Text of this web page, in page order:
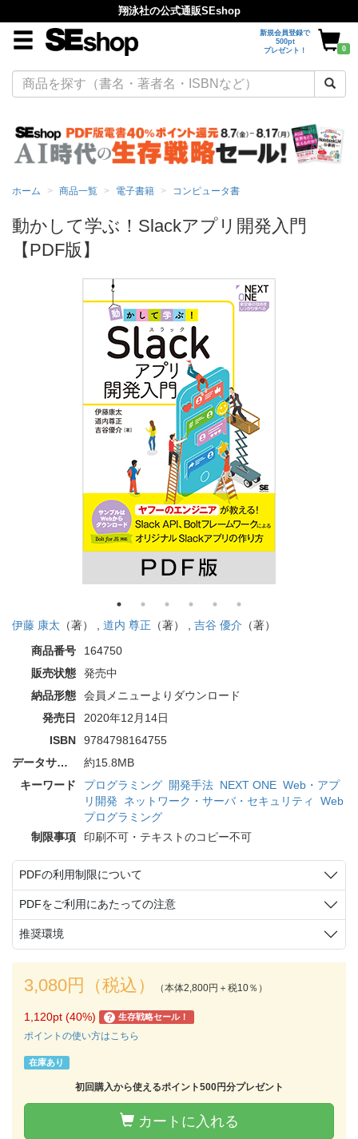
翔泳社の公式通販SEshop
新規会員登録で
500pt
プレゼント！
0
ホーム 商品一覧 電子書籍 コンピュータ書
動かして学ぶ！Slackアプリ開発入門
【PDF版】
伊藤 康太 （著） , 道内 尊正 （著） , 吉谷 優介 （著）
商品番号
164750
販売状態
発売中
納品形態
会員メニューよりダウンロード
発売日
2020年12月14日
ISBN
9784798164755
データサイズ
約15.8MB
キーワード
プログラミング 開発手法 NEXT ONE Web・アプ
リ開発
ネットワーク・サーバ・セキュリティ
Web
プログラミング
制限事項
印刷不可・テキストのコピー不可
PDFの利用制限について
PDFをご利用にあたっての注意
推奨環境
3,080円（税込） （本体2,800円＋税10％）
1,120pt (40%) ? 生存戦略セール！
ポイントの使い方はこちら
在庫あり
初回購入から使えるポイント500円分プレゼント
カートに入れる